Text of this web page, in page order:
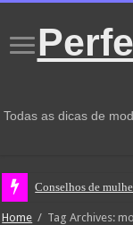
Todas as dicas de
Conselhos de
Home / Tag Archives: